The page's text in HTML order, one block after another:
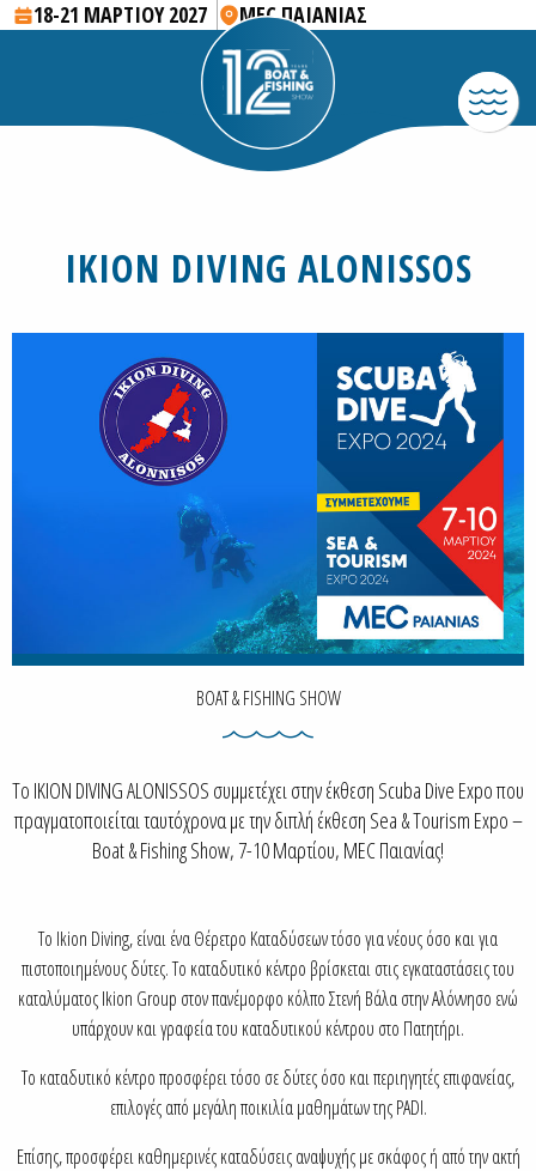
18-21 ΜΑΡΤΙΟΥ 2027 MEC ΠΑΙΑΝΙΑΣ
IKION DIVING ALONISSOS
BOAT & FISHING SHOW
Το IKION DIVING ALONISSOS συμμετέχει στην έκθεση Scuba Dive Expo που
πραγματοποιείται ταυτόχρονα με την διπλή έκθεση Sea & Tourism Expo –
Boat & Fishing Show, 7-10 Μαρτίου, MEC Παιανίας!
To Ikion Diving, είναι ένα Θέρετρο Καταδύσεων τόσο για νέους όσο και για
πιστοποιημένους δύτες. Το καταδυτικό κέντρο βρίσκεται στις εγκαταστάσεις του
καταλύματος Ikion Group στον πανέμορφο κόλπο Στενή Βάλα στην Αλόννησο ενώ
υπάρχουν και γραφεία του καταδυτικού κέντρου στο Πατητήρι.
Το καταδυτικό κέντρο προσφέρει τόσο σε δύτες όσο και περιηγητές επιφανείας,
επιλογές από μεγάλη ποικιλία μαθημάτων της PADI.
Επίσης, προσφέρει καθημερινές καταδύσεις αναψυχής με σκάφος ή από την ακτή